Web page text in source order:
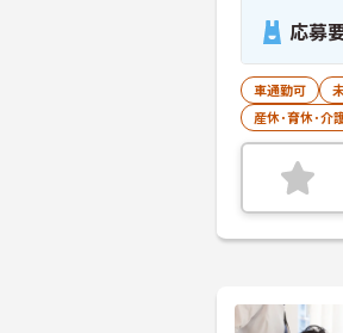
応募
車通勤可
産休･育休･介